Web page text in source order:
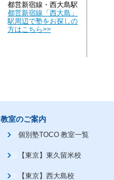
都営新宿線・西大島駅
都営新宿線「西大島」
駅周辺で塾をお探しの
方はこちら>>
教室のご案内
個別塾TOCO 教室一覧
【東京】東久留米校
【東京】西大島校